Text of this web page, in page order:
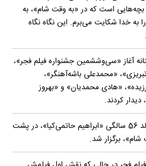
است که در «به وقت شام»، به
به خدا شکایت می‌برم. این نگاه نگاه
سال 1396 در آستانه آغاز «سی‌و‌ششمین جشنواره فیلم فجر»،
«محمدعلی باشه‌آهنگر»،
«هادی محمدیان» و «بهروز
کردند.
1 مهر ماه سال 1396 جشن تولد 56 سالگی «ابراهیم حاتمی‌کیا»، در پشت
برگزار شد.